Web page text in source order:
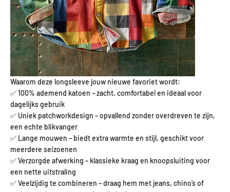
Waarom deze longsleeve jouw nieuwe favoriet wordt:
✅ 100% ademend katoen – zacht, comfortabel en ideaal voor
dagelijks gebruik
✅ Uniek patchworkdesign – opvallend zonder overdreven te zijn,
een echte blikvanger
✅ Lange mouwen – biedt extra warmte en stijl, geschikt voor
meerdere seizoenen
✅ Verzorgde afwerking – klassieke kraag en knoopsluiting voor
een nette uitstraling
✅ Veelzijdig te combineren – draag hem met jeans, chino’s of